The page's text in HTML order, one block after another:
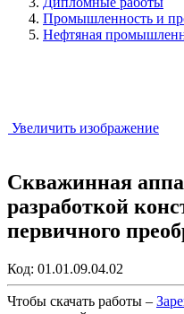
Промышленность и
Нефтяная
Увеличить изображение
Скважинная
разработкой
первичного
Код: 01.01.09.04.02
Чтобы скачать работы –